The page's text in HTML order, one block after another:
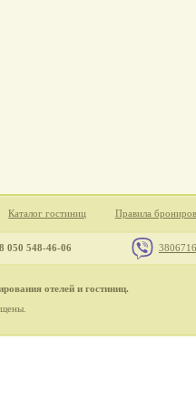
Каталог гостиниц Правила
050 548-46-06
отелей и гостиниц.